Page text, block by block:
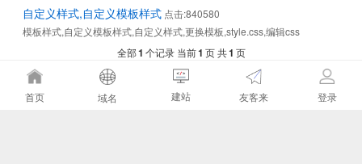
自定义样式,自定义模板样式 点击:840580
模板样式,自定义模板样式,自定义样式,更换模板,style.css,编辑css
全部1 个记录 当前1 页 共1 页
首页 域名 建站 友客来 登录